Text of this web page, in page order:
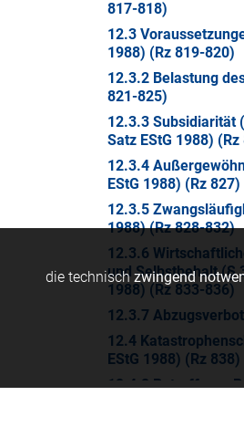
817-818)
12.3
1988) (Rz 819-820)
12.3.2 Belastung
821-825)
12.3.3 Subsidiarität
Satz EStG 1988) (Rz
12.3.4
EStG 1988) (Rz 827)
12.3.5
1988) (Rz 828-832)
12.3.6
und Selbstbehalt (§
1988) (Rz 833-836)
12.3.7
12.4
EStG 1988) (Rz 838)
12.4.2 Betroffener
die technischzwingend